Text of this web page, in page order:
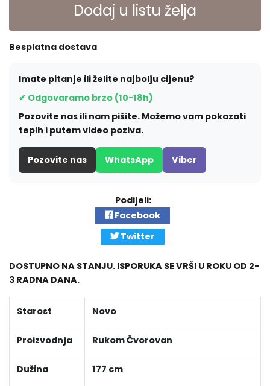
Dodaj u listu želja
Besplatna dostava
Imate pitanje ili želite najbolju cijenu?
✔ Odgovaramo brzo (10-18h)
Pozovite nas ili nam pišite. Možemo vam pokazati
tepih i putem video poziva.
Pozovite nas WhatsApp Viber
Podijeli:
Facebook
Twitter
DOSTUPNO NA STANJU. ISPORUKA SE VRŠI U ROKU OD 2-
3 RADNA DANA.
Starost Novo
Proizvodnja Rukom Čvorovan
Dužina 177 cm